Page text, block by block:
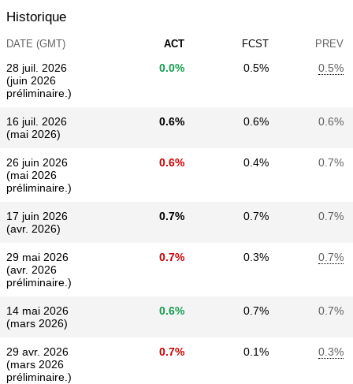
Historique
DATE (GMT) ACT FCST PREV
28 juil. 2026
(juin 2026
préliminaire.)
0.0% 0.5% 0.5%
16 juil. 2026
(mai 2026)
0.6% 0.6% 0.6%
26 juin 2026
(mai 2026
préliminaire.)
0.6% 0.4% 0.7%
17 juin 2026
(avr. 2026)
0.7% 0.7% 0.7%
29 mai 2026
(avr. 2026
préliminaire.)
0.7% 0.3% 0.7%
14 mai 2026
(mars 2026)
0.6% 0.7% 0.7%
29 avr. 2026
(mars 2026
préliminaire.)
0.7% 0.1% 0.3%